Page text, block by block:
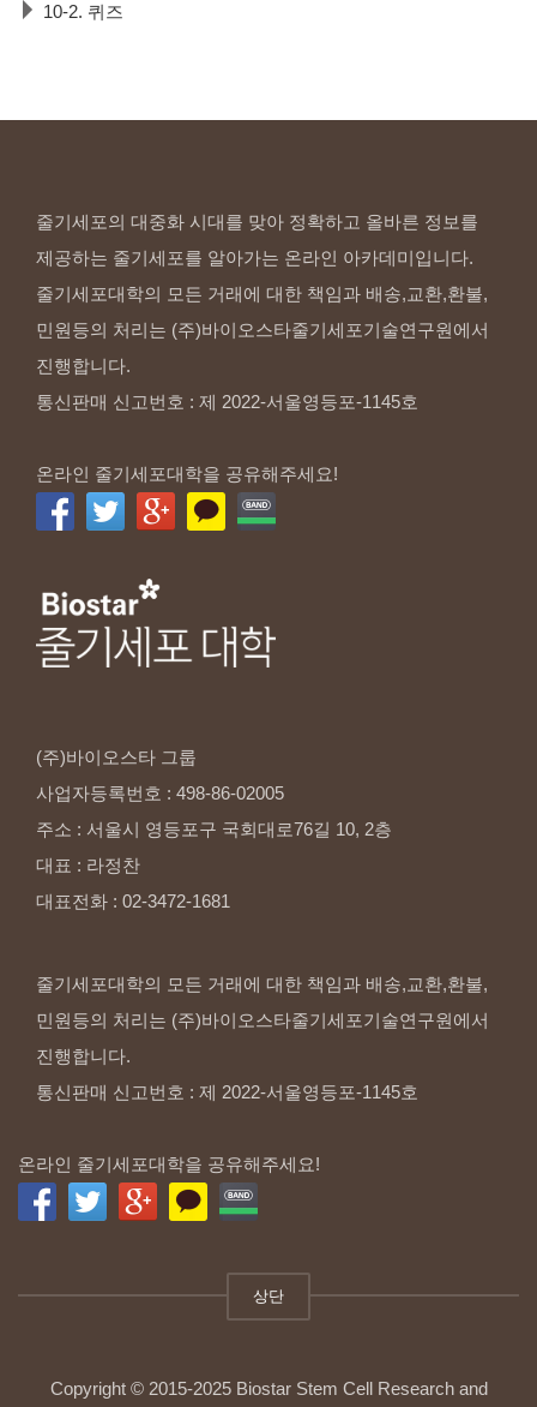
10-2. 퀴즈
줄기세포의 대중화 시대를 맞아 정확하고 올바른 정보를
제공하는 줄기세포를 알아가는 온라인 아카데미입니다.
줄기세포대학의 모든 거래에 대한 책임과 배송,교환,환불,
민원등의 처리는 (주)바이오스타줄기세포기술연구원에서
진행합니다.
통신판매 신고번호 : 제 2022-서울영등포-1145호
온라인 줄기세포대학을 공유해주세요!
(주)바이오스타 그룹
사업자등록번호 : 498-86-02005
주소 : 서울시 영등포구 국회대로76길 10, 2층
대표 : 라정찬
대표전화 : 02-3472-1681
줄기세포대학의 모든 거래에 대한 책임과 배송,교환,환불,
민원등의 처리는 (주)바이오스타줄기세포기술연구원에서
진행합니다.
통신판매 신고번호 : 제 2022-서울영등포-1145호
온라인 줄기세포대학을 공유해주세요!
상단
Copyright © 2015-2025 Biostar Stem Cell Research and